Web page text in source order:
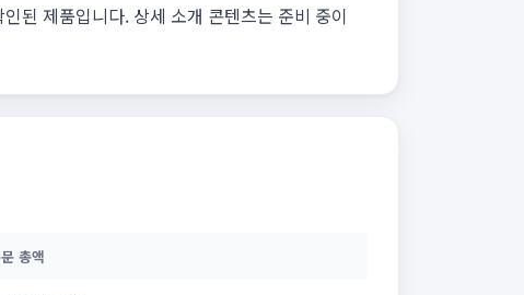
된 제품입니다. 상세 소개 콘텐츠는 준비 중이
총액